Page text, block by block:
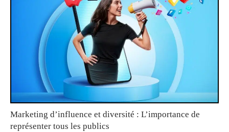
Marketing d’influence et diversité : L’importance de
représenter tous les publics